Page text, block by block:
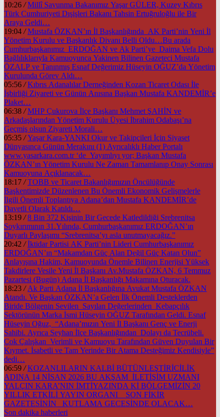
10:26 / Millî Savunma Bakanımız Yaşar GÜLER, Kuzey Kıbrıs
Türk Cumhuriyeti Dışişleri Bakanı Tahsin Ertuğruloğlu ile Bir
Araya Geldi…
19:04 / Mustafa ÖZKAN’ın İl Başkanlığında AK Parti’nin Yeni İl
Yönetim Kurulu ve Başkanlık Divanı Belli Oldu…Bu arada
Cumhurbaşkanımız ERDOĞAN ve Ak Parti’ye Daima Vefa Dolu
Bağlılıklarıyla Kamuoyunca Yakinen Bilinen Gazeteci Mustafa
ÖZALP ve Tanınmış Esnaf Değerimiz Hüseyin OĞUZ’da Yönetim
Kurulunda Görev Aldı…
05:56 / Kıbrıs Adanalılar Derneğinden Kozan Ticaret Odası İle
İşbirliği Ziyareti ve Günün Anısına Başkan Mustafa KANDEMİR’e
Plaket…
06:38 / MHP Çukurova İlçe Başkanı Mehmet ŞAHİN ve
Arkadaşlarından Yönetim Kurulu Üyesi İbrahim Odabaşı’na
Geçmiş olsun Ziyareti Morali…
05:35 / Yaşar Kara-YANKI Okur ve Takipçileri İçin Siyaset
Dünyasınca Günün Merakını (1) Ayrıcalıklı Haber Portalı
www.yasarkara.com.tr ‘de Yayımlıyı yor; Başkan Mustafa
ÖZKAN’ın Yönetim Kurulu Ne Zaman Tamamlanıp Onay Sonrası
Kamuoyuna Açıklanacak…
18:17 / TOBB ve Ticaret Bakanlığımızın Öncülüğünde
Başkentimizde Düzenlenen Bu Önemli Ekonomik Gelişmelerle
İlgili Önemli Toplantıya Adana’dan Mustafa KANDEMİR’de
Davetli Olarak Katıldı…
13:19 / 8 Bin 372 Kişinin Bir Gecede Katledildiği Srebrenitsa
Soykırımının 31.Yılında, Cumhurbaşkanımız ERDOĞAN’ın
Duyarlı Paylaşımı “Srebrenitsa’yı asla unutmayacağız.”
20:42 / İktidar Partisi AK Parti’nin Lideri Cumhurbaşkanımız
ERDOĞAN’ın “Makamdan Güç Alan Değil Güç Katan Olun”
Anlayışına Hakim, Kamuoyunda Önemle Bilinen Enerjisi Yüksek
Takdirlere Vesile Yeni İl Başkanı Av.Mustafa ÖZKAN, 6 Temmuz
Pazartesi (Bugün) Adana İl Başkanlığı Makamına Oturacak.
18:23 / Ak Parti Adana İl Başkanlığına Avukat Mustafa ÖZKAN
Atandı. Ve Başkan ÖZKAN’a Gelen İlk Önemli Desteklerden
Biride Bölgenin Sevilen Sayılan Değerlerinden Kebapçılık
Sektörünün Marka İsmi Hüseyin OĞUZ Tarafından Geldi. Esnaf
Hüseyin Oğuz, “Adana’mızın Yeni İl Başkanı Genç ve Enerji
Sahibi. Ayrıca Seyhan İlçe Başkanlığından Dolayı da Tecrübeli.
Çok Çalışkan Verimli ve Kamuoyu Tarafından Güven Duyulan Bir
Kıymet. İsabetli ve Tam Yerinde Bir Atama Desteğimiz Kendisiyle”
dedi…
06:59 / KOZANLILARIN KALBİ BÜTÜNLEŞTİRİCİLİK
ADINA 14 NİSAN 2026 BU AKŞAM İLETİŞİM UZMANI
YALÇIN KARA’NIN İMTİYAZINDA Kİ BÖLGEMİZİN 20
YILLIK ETKİLİ YAYIN ORGANI SON FİKİR
GAZETESİNİN KUTLAMA GECESİNDE OLACAK…
Son dakika haberleri